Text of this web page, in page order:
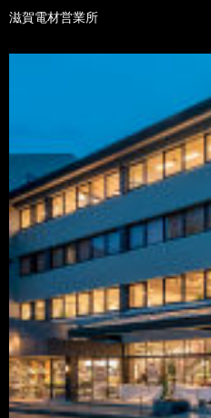
滋賀電材営業所